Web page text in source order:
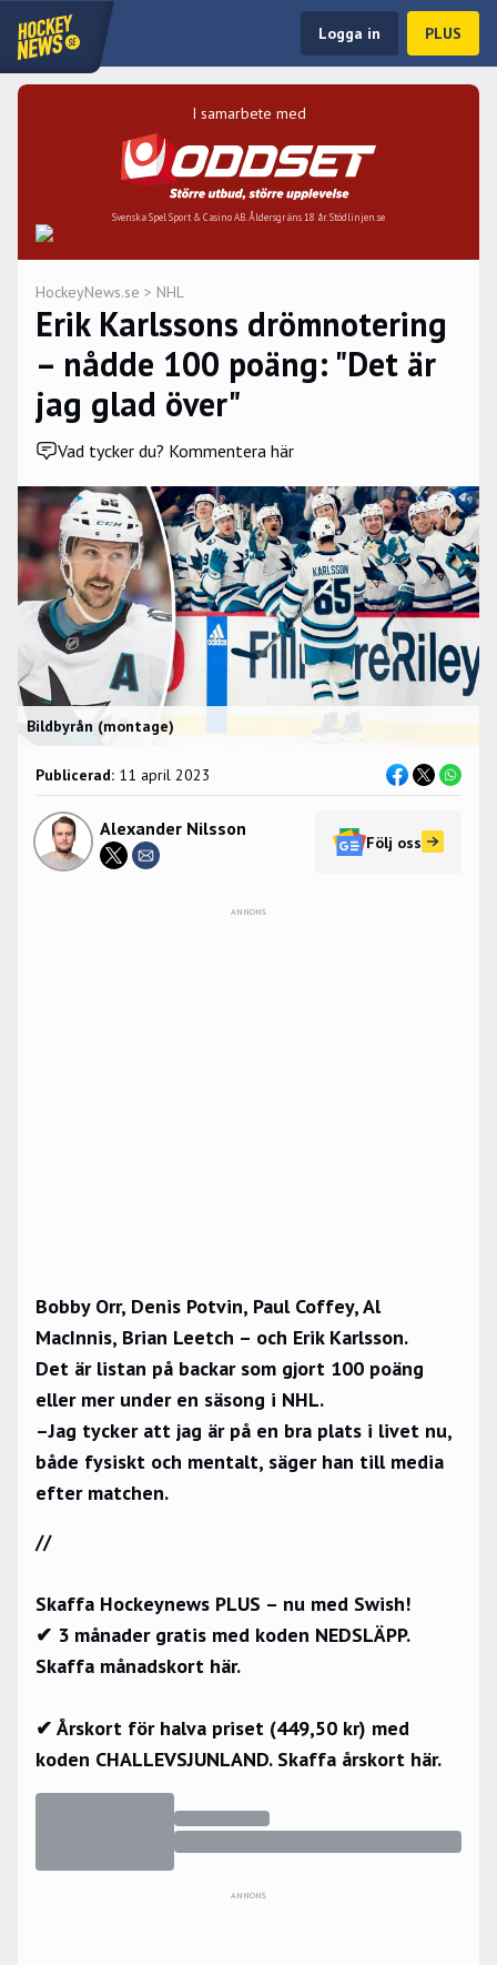
Logga in PLUS
I samarbete med
Svenska Spel Sport & Casino AB. Åldersgräns 18 år. Stödlinjen.se
HockeyNews.se > NHL
Erik Karlssons drömnotering
– nådde 100 poäng: "Det är
jag glad över"
Vad tycker du? Kommentera här
Bildbyrån (montage)
Publicerad: 11 april 2023
Alexander Nilsson
Följ oss
ANNONS
Bobby Orr, Denis Potvin, Paul Coffey, Al
MacInnis, Brian Leetch – och Erik Karlsson.
Det är listan på backar som gjort 100 poäng
eller mer under en säsong i NHL.
–Jag tycker att jag är på en bra plats i livet nu,
både fysiskt och mentalt, säger han till media
efter matchen.
//
Skaffa Hockeynews PLUS – nu med Swish!
✔ 3 månader gratis med koden NEDSLÄPP.
Skaffa månadskort här.
✔ Årskort för halva priset (449,50 kr) med
koden CHALLEVSJUNLAND. Skaffa årskort här.
ANNONS